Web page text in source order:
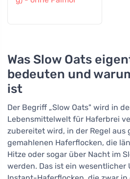
Was Slow Oats
bedeuten und
ist
Der Begriff „Slow Oats" wird in
Lebensmittelwelt für Haferbrei
zubereitet wird, in der Regel aus
gemahlenen Haferflocken, die
Hitze oder sogar über Nacht im
werden. Das ist ein wesentlicher